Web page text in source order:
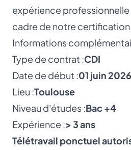
expérience professionnelle
cadre de notre
Informations
Type de contrat :CDI
Date de début :01 juin 2026
Lieu :Toulouse
Niveau d'études :Bac +4
Expérience :> 3 ans
Télétravail ponctuel